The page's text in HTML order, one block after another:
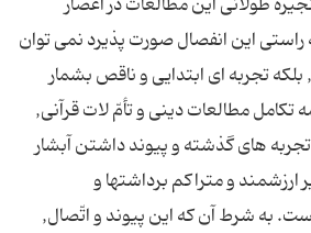
راستى این انفصال صورت پذیرد نمى توان
بلكه تجربه اى ابتدایى و ناقص بشمار
تكامل مطالعات دینى و تأمّ لات قرآنى,
تجربه هاى گذشته و پیوند داشتن آبشار
ارزشمند و متراكم برداشتها و
به شرط آن كه این پیوند و اتّصال,